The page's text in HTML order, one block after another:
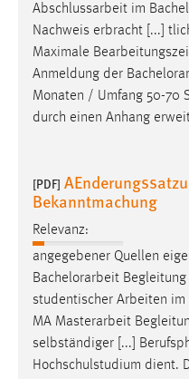
Abschlussarbeit im
Nachweis erbracht [...]
Maximale
Anmeldung der
Monaten / Umfang 50-70
durch einen Anhang
[PDF]
Bekanntmachung
Relevanz:
angegebener Quellen
Bachelorarbeit
studentischer Arbeiten im
MA Masterarbeit
selbständiger [...]
Hochschulstudium dient.